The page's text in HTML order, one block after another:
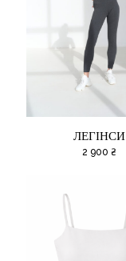
ЛЕГІНСИ
2 900₴